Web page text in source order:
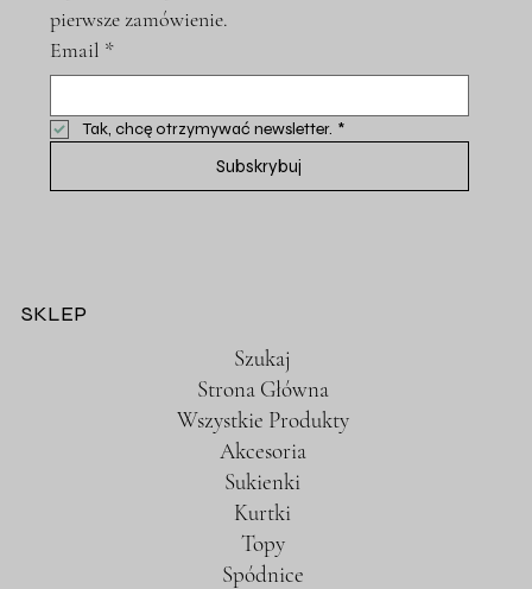
pierwsze zamówienie.
Email *
Tak, chcę otrzymywać newsletter. *
Subskrybuj
SKLEP
Szukaj
Strona Główna
Wszystkie Produkty
Akcesoria
Sukienki
Kurtki
Topy
Spódnice